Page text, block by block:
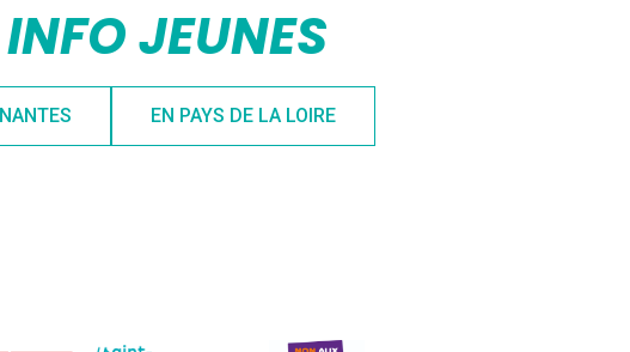
INFO JEUNES
NANTES EN PAYS DE LA LOIRE